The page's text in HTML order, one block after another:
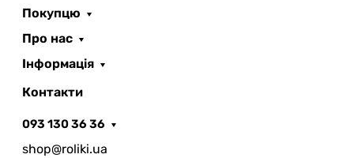
Покупцю
Про нас
Інформація
Контакти
093 130 36 36
shop@roliki.ua